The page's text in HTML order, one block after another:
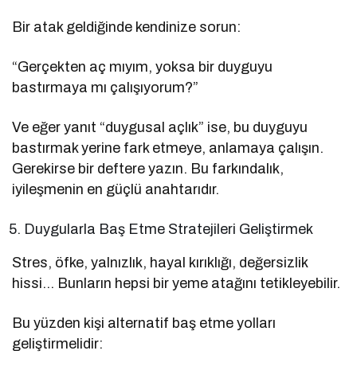
Bir atak geldiğinde kendinize sorun:
“Gerçekten aç mıyım, yoksa bir duyguyu
bastırmaya mı çalışıyorum?”
Ve eğer yanıt “duygusal açlık” ise, bu duyguyu
bastırmak yerine fark etmeye, anlamaya çalışın.
Gerekirse bir deftere yazın. Bu farkındalık,
iyileşmenin en güçlü anahtarıdır.
Duygularla Baş Etme Stratejileri Geliştirmek
Stres, öfke, yalnızlık, hayal kırıklığı, değersizlik
hissi… Bunların hepsi bir yeme atağını tetikleyebilir.
Bu yüzden kişi alternatif baş etme yolları
geliştirmelidir: